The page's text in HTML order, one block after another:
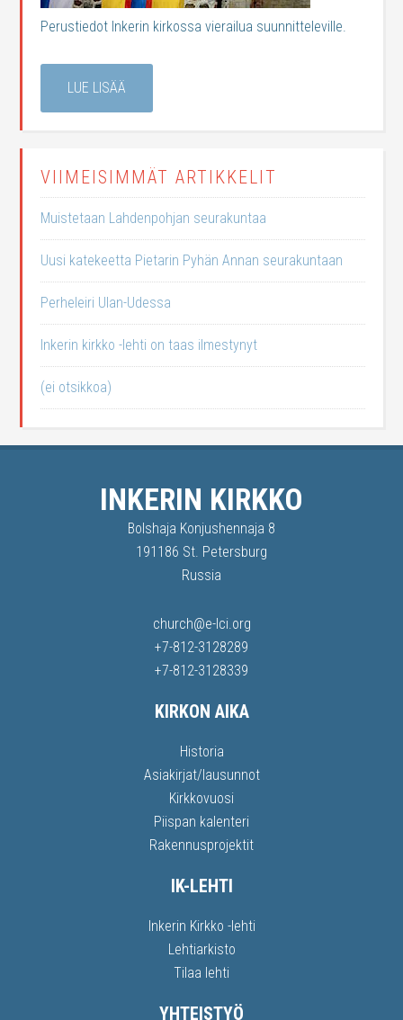
Perustiedot Inkerin kirkossa vierailua suunnitteleville.
LUE LISÄÄ
VIIMEISIMMÄT ARTIKKELIT
Muistetaan Lahdenpohjan seurakuntaa
Uusi katekeetta Pietarin Pyhän Annan seurakuntaan
Perheleiri Ulan-Udessa
Inkerin kirkko -lehti on taas ilmestynyt
(ei otsikkoa)
INKERIN KIRKKO
Bolshaja Konjushennaja 8
191186 St. Petersburg
Russia
church@e-lci.org
+7-812-3128289
+7-812-3128339
KIRKON AIKA
Historia
Asiakirjat/lausunnot
Kirkkovuosi
Piispan kalenteri
Rakennusprojektit
IK-LEHTI
Inkerin Kirkko -lehti
Lehtiarkisto
Tilaa lehti
YHTEISTYÖ